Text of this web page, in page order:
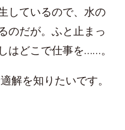
しているので、水の
のだが。ふと止まっ
はどこで仕事を……。
解を知りたいです。